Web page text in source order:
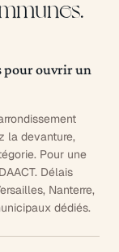
pour ouvrir un
la devanture,
Pour une
Délais
Nanterre,
dédiés.